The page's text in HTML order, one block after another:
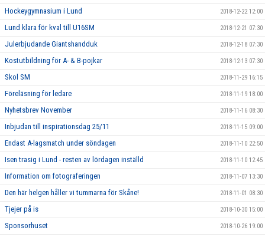
Hockeygymnasium i Lund 2018-12-22 12:00
Lund klara för kval till U16SM 2018-12-21 07:30
Julerbjudande Giantshandduk 2018-12-18 07:30
Kostutbildning för A- & B-pojkar 2018-12-13 07:30
Skol SM 2018-11-29 16:15
Föreläsning för ledare 2018-11-19 18:00
Nyhetsbrev November 2018-11-16 08:30
Inbjudan till inspirationsdag 25/11 2018-11-15 09:00
Endast A-lagsmatch under söndagen 2018-11-10 22:50
Isen trasig i Lund - resten av lördagen inställd 2018-11-10 12:45
Information om fotograferingen 2018-11-07 13:30
Den här helgen håller vi tummarna för Skåne! 2018-11-01 08:30
Tjejer på is 2018-10-30 15:00
Sponsorhuset 2018-10-26 19:00